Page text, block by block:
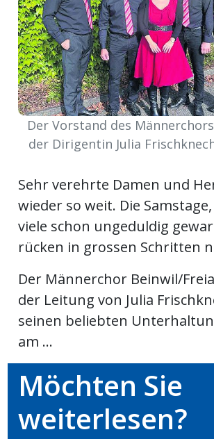
Auw
Auw:
offizielle
Der Vorstand des
der Dirigentin Julia
Sehr verehrte Damen und
wieder so weit. Die
viele schon ungeduldig
rücken in grossen Schritten
Der Männerchor Beinwil/
der Leitung von Julia
seinen beliebten
am ...
Möchten Sie
weiterlesen?